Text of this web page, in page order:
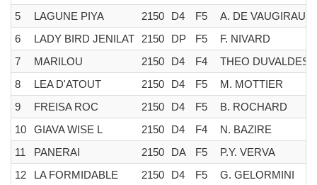
5
LAGUNE PIYA 2150 D4 F5
A. DE VAUGIRAUD
6
LADY BIRD JENILAT 2150 DP F5
F. NIVARD
7
MARILOU 2150 D4 F4
THEO
8
LEA D'ATOUT 2150 D4 F5
M. MOTTIER
9
FREISA ROC 2150 D4 F5
B. ROCHARD
10
GIAVA WISE L 2150 D4 F4
N. BAZIRE
11
PANERAI 2150 DA F5
P.Y. VERVA
12
LA FORMIDABLE 2150 D4 F5
G. GELORMINI